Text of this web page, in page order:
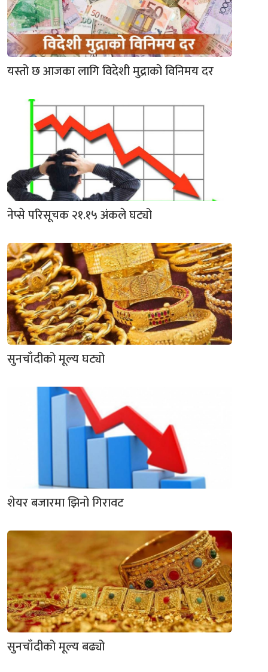
यस्तो छ आजका लागि विदेशी मुद्राको विनिमय दर
नेप्से परिसूचक २१.१५ अंकले घट्यो
सुनचाँदीको मूल्य घट्यो
शेयर बजारमा झिनो गिरावट
सुनचाँदीको मूल्य बढ्यो